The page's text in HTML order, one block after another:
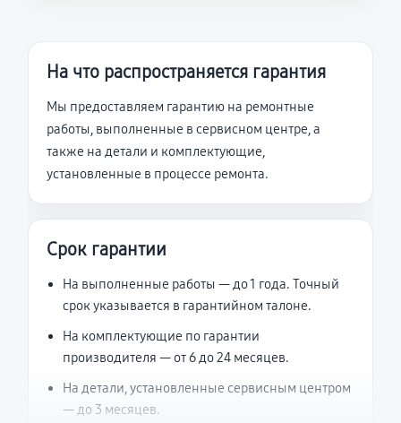
На что распространяется гарантия
Мы предоставляем гарантию на ремонтные
работы, выполненные в сервисном центре, а
также на детали и комплектующие,
установленные в процессе ремонта.
Срок гарантии
На выполненные работы — до 1 года. Точный
срок указывается в гарантийном талоне.
На комплектующие по гарантии
производителя — от 6 до 24 месяцев.
На детали, установленные сервисным центром
— до 3 месяцев.